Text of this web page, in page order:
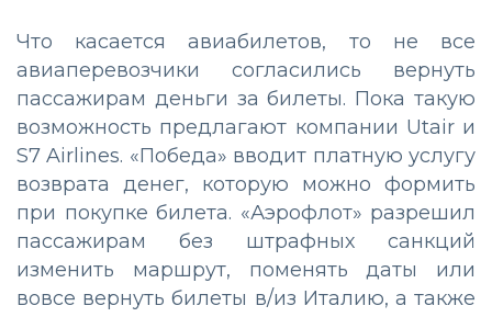
Что касается авиабилетов, то не все
авиаперевозчики согласились вернуть
пассажирам деньги за билеты. Пока такую
возможность предлагают компании Utair и
S7 Airlines. «Победа» вводит платную услугу
возврата денег, которую можно формить
при покупке билета. «Аэрофлот» разрешил
пассажирам без штрафных санкций
изменить маршрут, поменять даты или
вовсе вернуть билеты в/из Италию, а также